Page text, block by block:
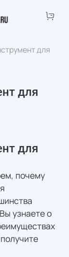
для
для
для
почему
узнаете о